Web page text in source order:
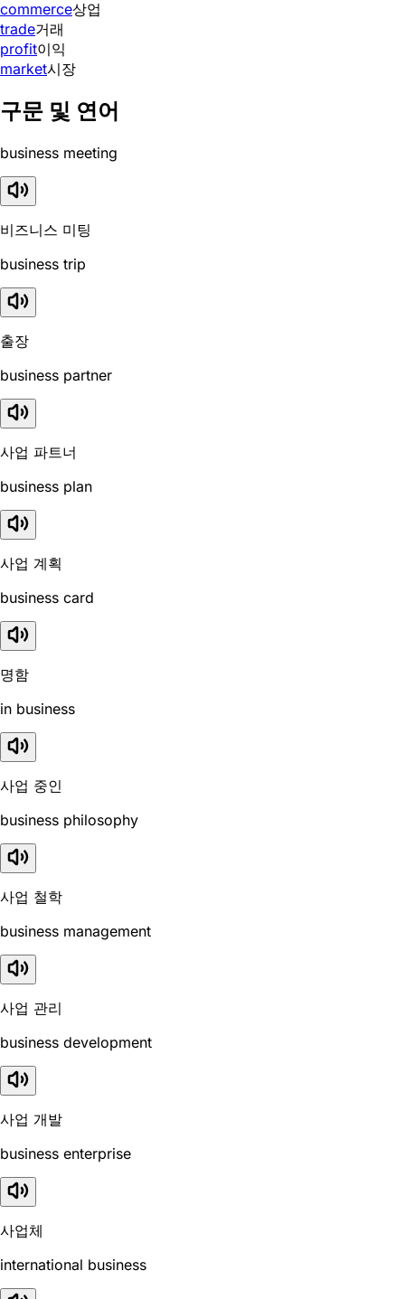
commerce상업
trade거래
profit이익
market시장
구문 및 연어
business meeting
비즈니스 미팅
business trip
출장
business partner
사업 파트너
business plan
사업 계획
business card
명함
in business
사업 중인
business philosophy
사업 철학
business management
사업 관리
business development
사업 개발
business enterprise
사업체
international business